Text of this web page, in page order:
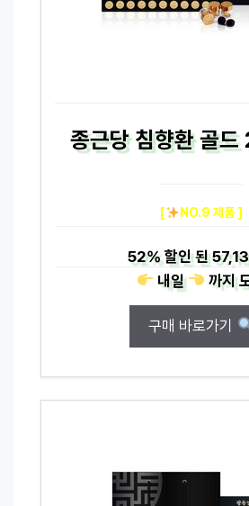
종근당 침향환 골
[ NO.9 제품 ]
52%할인 된
내일
까지
구매 바로가기